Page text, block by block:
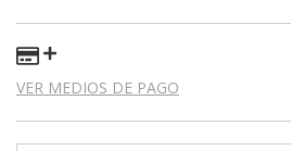
VER MEDIOS DE PAGO